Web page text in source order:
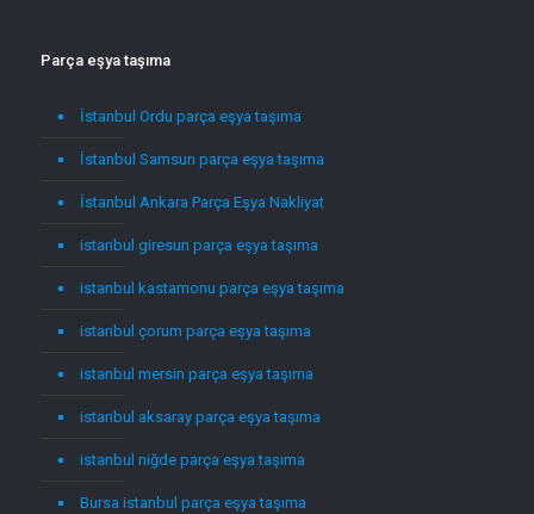
Parça eşya taşıma
İstanbul Ordu parça eşya taşıma
İstanbul Samsun parça eşya taşıma
İstanbul Ankara Parça Eşya Nakliyat
istanbul giresun parça eşya taşıma
istanbul kastamonu parça eşya taşıma
istanbul çorum parça eşya taşıma
istanbul mersin parça eşya taşıma
istanbul aksaray parça eşya taşıma
istanbul niğde parça eşya taşıma
Bursa istanbul parça eşya taşıma